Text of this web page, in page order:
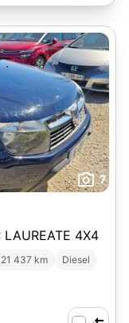
7
LAUREATE 4X4
437 km
Diesel